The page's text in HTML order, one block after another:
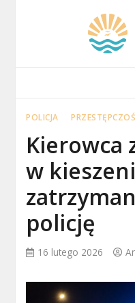
Informacje na temat
POLICJA
Kierowca
w
policję
16 lutego 2026